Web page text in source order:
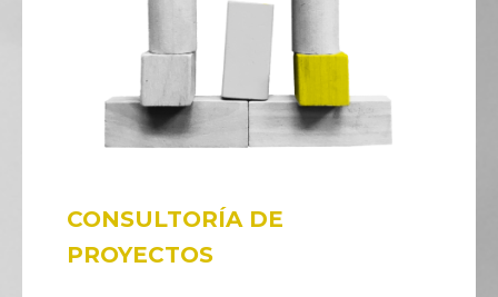
CONSULTORÍA DE
PROYECTOS